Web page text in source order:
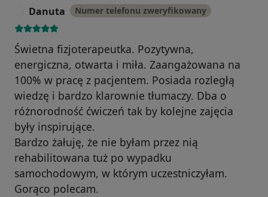
Danuta Numer telefonu zweryfikowany
Świetna fizjoterapeutka. Pozytywna,
energiczna, otwarta i miła. Zaangażowana na
100% w pracę z pacjentem. Posiada rozległą
wiedzę i bardzo klarownie tłumaczy. Dba o
różnorodność ćwiczeń tak by kolejne zajęcia
były inspirujące.
Bardzo żałuję, że nie byłam przez nią
rehabilitowana tuż po wypadku
samochodowym, w którym uczestniczyłam.
Gorąco polecam.